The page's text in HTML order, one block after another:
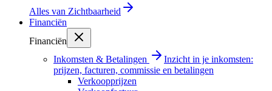
Alles van Zichtbaarheid
Financiën
Financiën
Inkomsten & Betalingen
Inzicht in je inkomsten:
prijzen, facturen, commissie en betalingen
Verkoopprijzen